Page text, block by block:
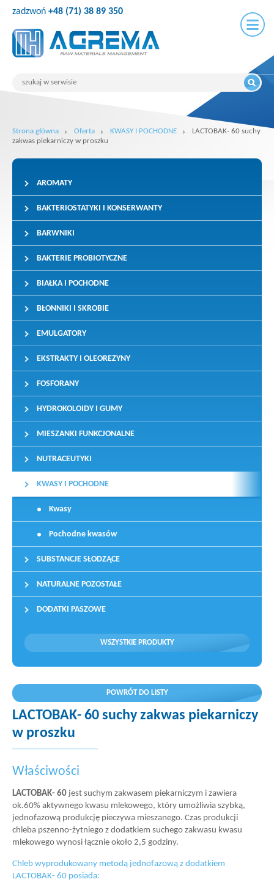
zadzwoń +48 (71) 38 89 350
Strona główna Oferta KWASY I POCHODNE
LACTOBAK- 60 suchy
zakwas piekarniczy w proszku
AROMATY
BAKTERIOSTATYKI I KONSERWANTY
BARWNIKI
BAKTERIE PROBIOTYCZNE
BIAŁKA I POCHODNE
BŁONNIKI I SKROBIE
EMULGATORY
EKSTRAKTY I OLEOREZYNY
FOSFORANY
HYDROKOLOIDY I GUMY
MIESZANKI FUNKCJONALNE
NUTRACEUTYKI
KWASY I POCHODNE
Kwasy
Pochodne kwasów
SUBSTANCJE SŁODZĄCE
NATURALNE POZOSTAŁE
DODATKI PASZOWE
WSZYSTKIE PRODUKTY
POWRÓT DO LISTY
LACTOBAK- 60 suchy zakwas piekarniczy
w proszku
Właściwości
LACTOBAK- 60 jest suchym zakwasem piekarniczym i zawiera
ok.60% aktywnego kwasu mlekowego, który umożliwia szybką,
jednofazową produkcję pieczywa mieszanego. Czas produkcji
chleba pszenno-żytniego z dodatkiem suchego zakwasu kwasu
mlekowego wynosi łącznie około 2,5 godziny.
Chleb wyprodukowany metodą jednofazową z dodatkiem
LACTOBAK- 60 posiada: